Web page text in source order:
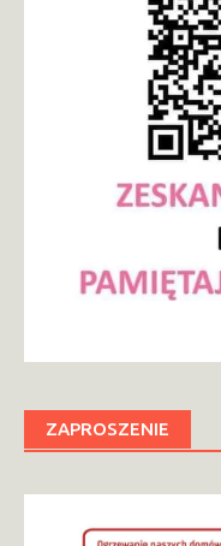
ZAPROSZENIE